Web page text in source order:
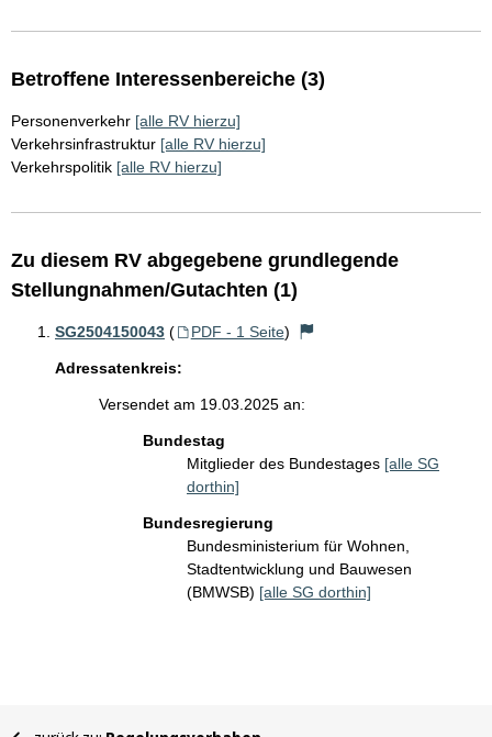
Betroffene Interessenbereiche (3)
Personenverkehr [alle RV hierzu]
Verkehrsinfrastruktur [alle RV hierzu]
Verkehrspolitik [alle RV hierzu]
Zu diesem RV abgegebene grundlegende
Stellungnahmen/Gutachten (1)
SG2504150043 ( PDF - 1 Seite)
Adressatenkreis:
Versendet am 19.03.2025 an:
Bundestag
Mitglieder des Bundestages [alle SG
dorthin]
Bundesregierung
Bundesministerium für Wohnen,
Stadtentwicklung und Bauwesen
(BMWSB) [alle SG dorthin]